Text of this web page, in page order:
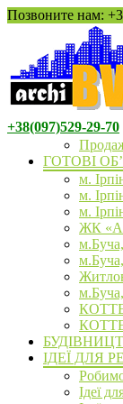
Позвоните нам:
+38(097)529-29-70
ГОТОВІ
м.
м.
м.
ЖК
ІДЕЇ ДЛЯ
Ідеї